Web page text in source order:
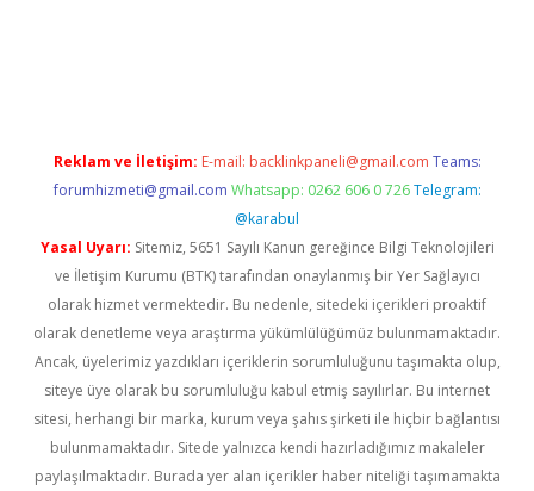
Reklam ve İletişim: E-mail: backlinkpaneli@gmail.com Teams:
forumhizmeti@gmail.com Whatsapp: 0262 606 0 726 Telegram:
@karabul
Yasal Uyarı: Sitemiz, 5651 Sayılı Kanun gereğince Bilgi Teknolojileri
ve İletişim Kurumu (BTK) tarafından onaylanmış bir Yer Sağlayıcı
olarak hizmet vermektedir. Bu nedenle, sitedeki içerikleri proaktif
olarak denetleme veya araştırma yükümlülüğümüz bulunmamaktadır.
Ancak, üyelerimiz yazdıkları içeriklerin sorumluluğunu taşımakta olup,
siteye üye olarak bu sorumluluğu kabul etmiş sayılırlar. Bu internet
sitesi, herhangi bir marka, kurum veya şahıs şirketi ile hiçbir bağlantısı
bulunmamaktadır. Sitede yalnızca kendi hazırladığımız makaleler
paylaşılmaktadır. Burada yer alan içerikler haber niteliği taşımamakta